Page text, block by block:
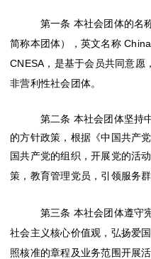
第一条 本社会团体的名
简称本团体），英文名称
CNESA ， 是基于会员共同意愿
非营利性社会团体。
第二条 本社会团体坚持
的方针政策，根据《中国共产
国共产党的组织，开展党的活
策，教育管理党员，引领服务
第三条 本社会团体遵守
社会主义核心价值观，弘扬爱
照核准的章程及业务范围开展活